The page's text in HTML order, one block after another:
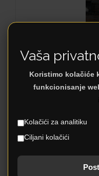
HIGH ROCK
HRKD01 - M197
Vaša
Koristimo kolačiće
funkcionisanje
Kolačići za analitiku
Ciljani kolačići